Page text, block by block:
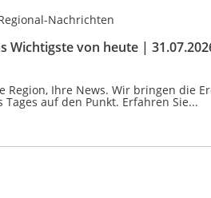
Nachrichten
Wichtigste von heute |
Region, Ihre News. Wir bringen die
Tages auf den Punkt. Erfahren Sie...